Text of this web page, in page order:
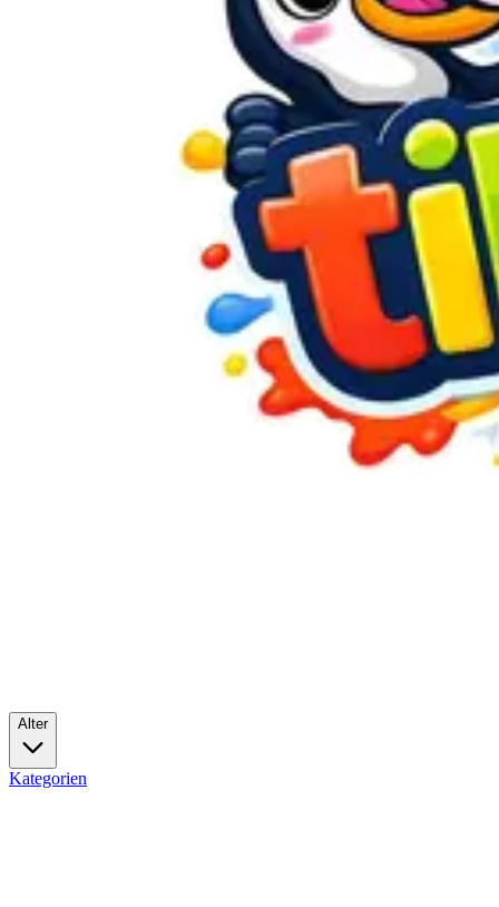
Alter
Kategorien